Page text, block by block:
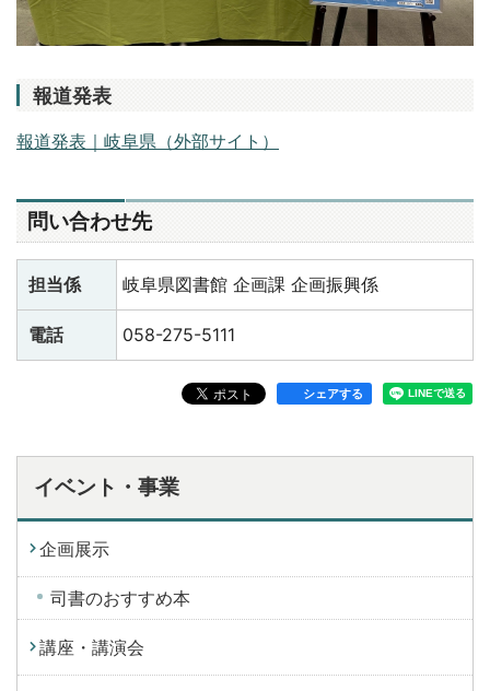
報道発表
報道発表｜岐阜県（外部サイト）
問い合わせ先
担当係 岐阜県図書館 企画課 企画振興係
電話 058-275-5111
シェアする
イベント・事業
企画展示
司書のおすすめ本
講座・講演会